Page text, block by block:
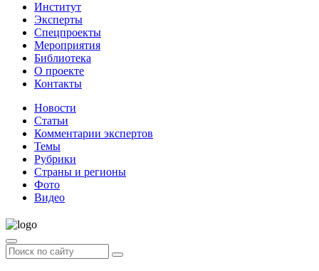
Институт
Эксперты
Спецпроекты
Мероприятия
Библиотека
О проекте
Контакты
Новости
Статьи
Комментарии экспертов
Темы
Рубрики
Страны и регионы
Фото
Видео